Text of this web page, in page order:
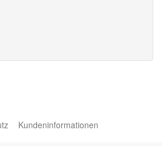
Kundeninformationen